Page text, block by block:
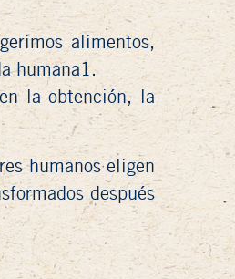
alimentos,
humana1.
la obtención, la
humanos eligen
después